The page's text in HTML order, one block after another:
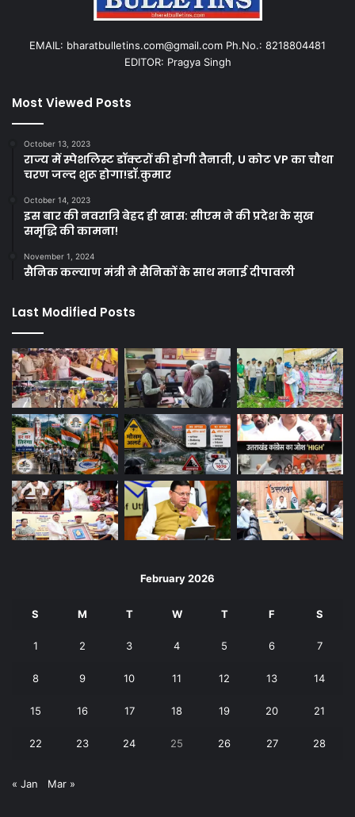
EMAIL: bharatbulletins.com@gmail.com Ph.No.: 8218804481
EDITOR: Pragya Singh
Most Viewed Posts
October 13, 2023
राज्य में स्पेशलिस्ट डॉक्टरों की होगी तैनाती, U कोट VP का चौथा
चरण जल्द शुरू होगा!डॉ.कुमार
October 14, 2023
इस बार की नवरात्रि बेहद ही खास: सीएम ने की प्रदेश के सुख
समृद्धि की कामना!
November 1, 2024
सैनिक कल्याण मंत्री ने सैनिकों के साथ मनाई दीपावली
Last Modified Posts
February 2026
S M T W T F S
1 2 3 4 5 6 7
8 9 10 11 12 13 14
15 16 17 18 19 20 21
22 23 24 25 26 27 28
« Jan Mar »